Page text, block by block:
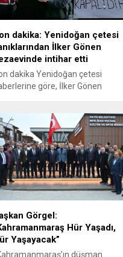
dakika: Yenidoğan çetesi
İlker Gönen
intihar etti
dakika Yenidoğan çetesi
göre, İlker Gönen
soruları geldi.
Görgel:
Hür Yaşadı,
Yaşayacak”
düşman